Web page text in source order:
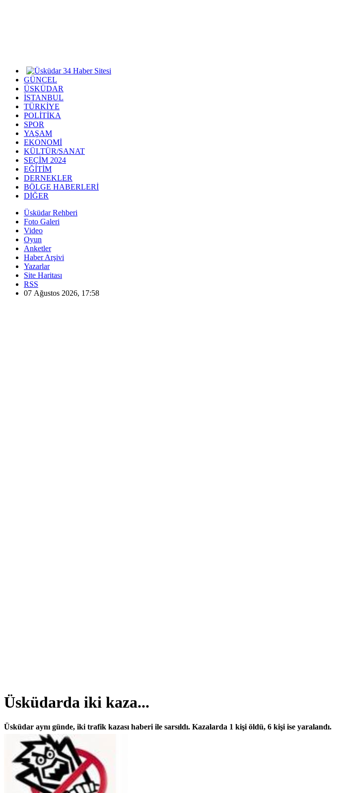
GÜNCEL
ÜSKÜDAR
İSTANBUL
TÜRKİYE
POLİTİKA
SPOR
YAŞAM
EKONOMİ
KÜLTÜR/SANAT
SEÇİM 2024
EĞİTİM
DERNEKLER
BÖLGE HABERLERİ
DİĞER
Üsküdar Rehberi
Foto Galeri
Video
Oyun
Anketler
Haber Arşivi
Yazarlar
Site Haritası
RSS
07 Ağustos 2026, 17:58
Üsküdarda iki kaza...
Üsküdar aynı günde, iki trafik kazası haberi ile sarsıldı. Kazalarda 1 kişi öldü, 6 kişi ise yaralandı.